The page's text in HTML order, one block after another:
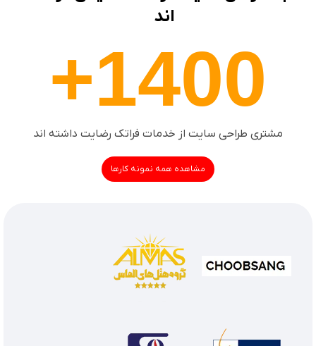
اند
1400+
مشتری طراحی سایت از خدمات فراتک رضایت داشته اند
مشاهده همه نمونه کارها